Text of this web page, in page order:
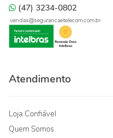
(47) 3234-0802
vendas@segurancaetelecom.com.br
Atendimento
Loja Confiável
Quem Somos